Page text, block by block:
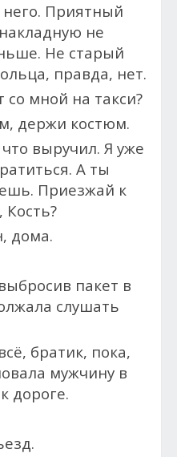
Приятный
не
Не старый
правда, нет.
мной на такси?
держи костюм.
выручил. Я уже
А ты
Приезжай к
дома.
пакет в
слушать
братик, пока,
мужчину в
дороге.